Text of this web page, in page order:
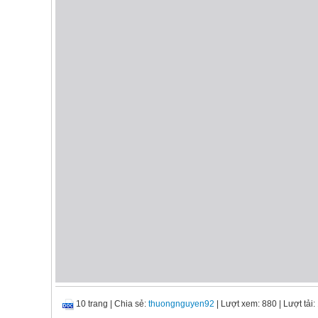
10 trang Chia sẻ: thuongnguyen92 | Lượt xem: 880 | Lượt tải: